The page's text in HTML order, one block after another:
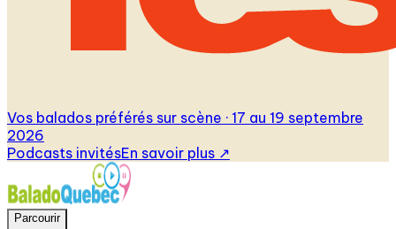
Vos balados préférés sur scène · 17 au 19 septembre
2026
Podcasts invitésEn savoir plus ↗
Parcourir